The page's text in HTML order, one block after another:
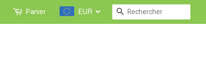
Panier EUR RECHERCHE